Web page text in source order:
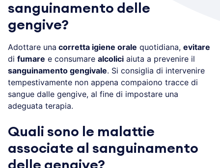
sanguinamento delle
gengive?
Adottare una corretta igiene orale quotidiana, evitare
di fumare e consumare alcolici aiuta a prevenire il
sanguinamento gengivale. Si consiglia di intervenire
tempestivamente non appena compaiono tracce di
sangue dalle gengive, al fine di impostare una
adeguata terapia.
Quali sono le malattie
associate al sanguinamento
delle gengive?